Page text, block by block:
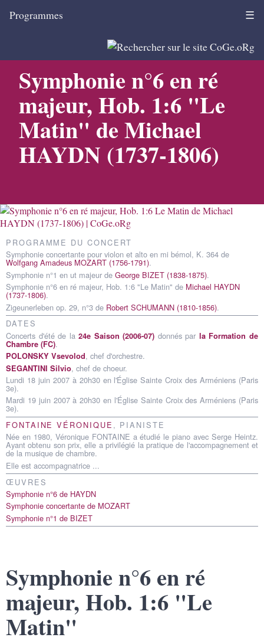
Programmes ☰
Symphonie n°6 en ré
majeur, Hob. 1:6 "Le
Matin" de Michael
HAYDN (1737-1806)
PROGRAMME DU CONCERT
Symphonie concertante pour violon et alto en mi bémol, K. 364 de
Wolfgang Amadeus MOZART (1756-1791).
Symphonie n°1 en ut majeur de George BIZET (1838-1875).
Symphonie n°6 en ré majeur, Hob. 1:6 "Le Matin" de Michael HAYDN
(1737-1806).
Zigeunerleben op. 29, n°3 de Robert SCHUMANN (1810-1856).
DATES
Concerts d'été de la24e Saison (2006-07) donnés par la Formation de
Chambre (FC).
POLONSKY Vsevolod, chef d'orchestre.
SEGANTINI Silvio, chef de choeur.
Lundi 18 juin 2007 à 20h30 en l'Église Sainte Croix des Arméniens (Paris
3e).
Mardi 19 juin 2007 à 20h30 en l'Église Sainte Croix des Arméniens (Paris
3e).
FONTAINE VÉRONIQUE , PIANISTE
Née en 1980, Véronique FONTAINE a étudié le piano avec Serge Heintz.
Ayant obtenu son prix, elle a privilégié la pratique de l'accompagnement et
de la musique de chambre.
Elle est accompagnatrice ...
Symphonie n°6 de HAYDN
Symphonie concertante de MOZART
Symphonie n°1 de BIZET
Symphonie n°6 en ré
majeur, Hob. 1:6 "Le
Matin"